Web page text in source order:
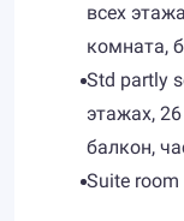
всех
комната,
Std partly
этажах,
балкон,
Suite